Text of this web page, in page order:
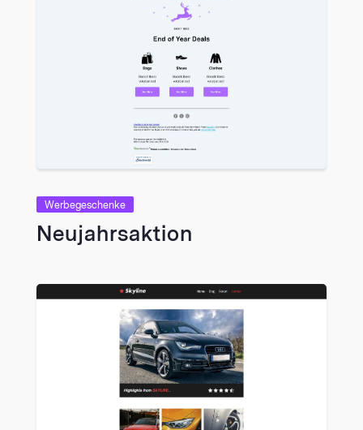
Werbegeschenke
Neujahrsaktion
VIEW